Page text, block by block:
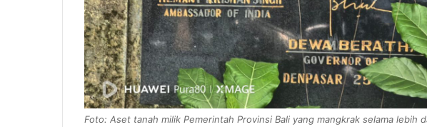
Foto: Aset tanah milik Pemerintah Provinsi Bali yang mangkrak selama lebih